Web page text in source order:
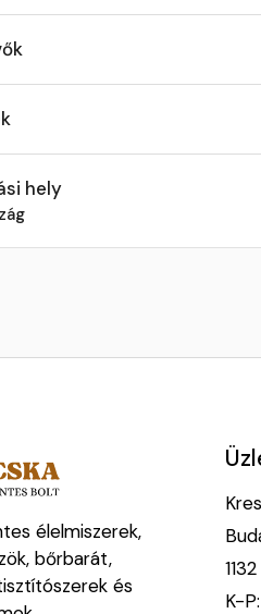
hely
élelmiszerek,
bőrbarát,
és
1132
K-